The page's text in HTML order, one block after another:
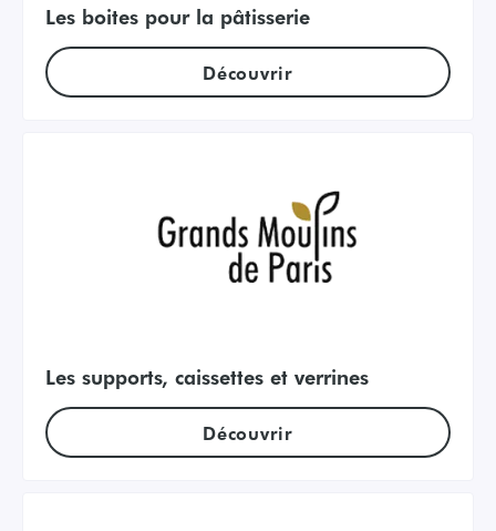
Les boites pour la pâtisserie
Découvrir
Les supports, caissettes et verrines
Découvrir